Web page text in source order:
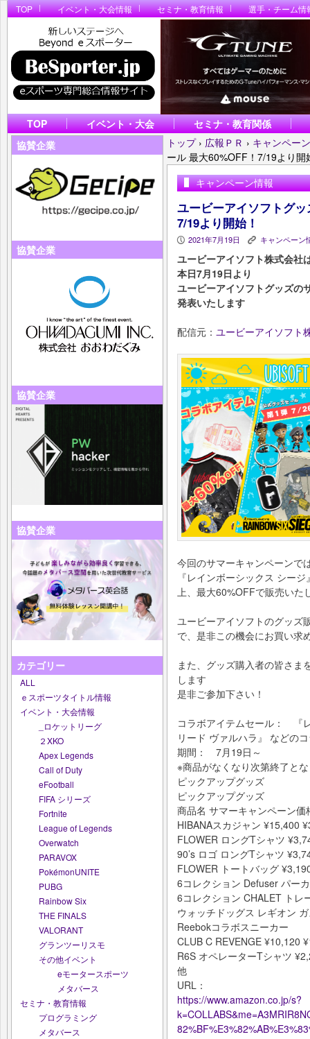
TOP イベント・大会情報 セミナ・教育情報 選手・チーム情
TOP イベント・大会
セミナ・教育関係
協賛企業
協賛企業
協賛企業
協賛企業
カテゴリー
ALL
ｅスポーツタイトル情報
イベント・大会情報
_ロケットリーグ
２XKO
Apex Legends
Call of Duty
eFootball
FIFA シリーズ
Fortnite
League of Legends
Overwatch
PARAVOX
PokémonUNITE
PUBG
Rainbow Six
THE FINALS
VALORANT
グランツーリスモ
その他イベント
eモータースポーツ
メタバース
セミナ・教育情報
プログラミング
メタバース
トップ › 広報ＰＲ › キャンペー
ール 最大60%OFF！7/19より開
キャンペーン情報
ユービーアイソフトグ
7/19より開始！
P 2021年7月19日 K キャンペーン
ユービーアイソフト株式会社
本日7月19日より
ユービーアイソフトグッズの
発表いたします
配信元： ユービーアイソフト
今回のサマーキャンペーンで
『レインボーシックス シー
上、最大60%OFFで販売いた
ユービーアイソフトのグッズ
で、是非この機会にお買い求
また、グッズ購入者の皆さま
します
是非ご参加下さい！
コラボアイテムセール： 『
リード ヴァルハラ』 などの
期間： 7月19日～
※商品がなくなり次第終了と
ピックアップグッズ
ピックアップグッズ
商品名 サマーキャンペーン
HIBANAスカジャン ¥15,400
FLOWER ロングTシャツ
90’s ロゴ ロングTシャツ
FLOWER トートバッグ
6コレクション Defuser パー
6コレクション CHALET トレ
ウォッチドッグス レギオン
Reebokコラボスニーカー
CLUB C REVENGE ¥10,120
R6S オペレーターTシャツ
他
URL：
https://www.amazon.co.jp/s?